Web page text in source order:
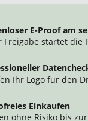
E-Proof am
Freigabe startet die
Ihr Logo für den
Einkaufen
ohne Risiko bis